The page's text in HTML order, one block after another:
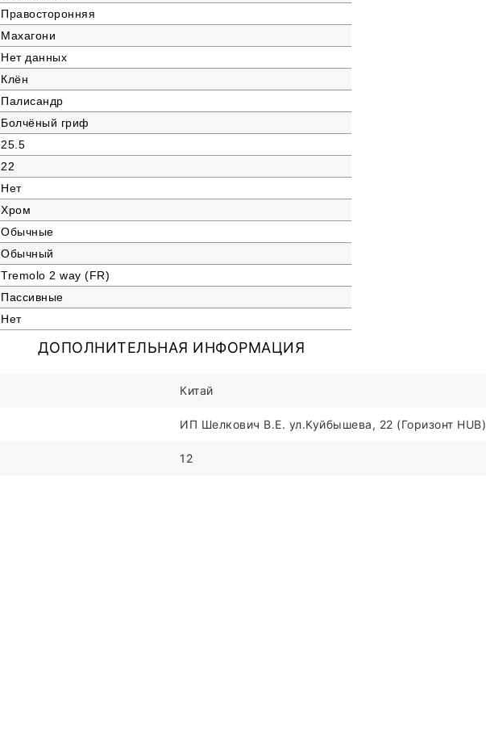
Правосторонняя
Махагони
Нет данных
Клён
Палисандр
Болчёный гриф
25.5
22
Нет
Хром
Обычные
Обычный
Tremolo 2 way (FR)
Пассивные
Нет
ДОПОЛНИТЕЛЬНАЯ ИНФОРМАЦИЯ
Китай
ИП Шелкович В.Е. ул.Куйбышева, 22 (Горизонт HUB)
12